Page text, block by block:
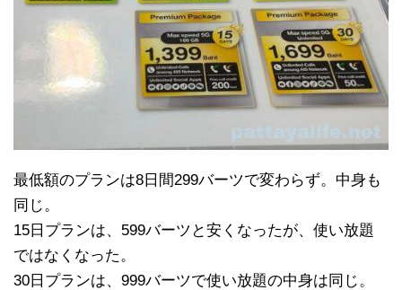
最低額のプランは8日間299バーツで変わらず。中身も
同じ。
15日プランは、599バーツと安くなったが、使い放題
ではなくなった。
30日プランは、999バーツで使い放題の中身は同じ。